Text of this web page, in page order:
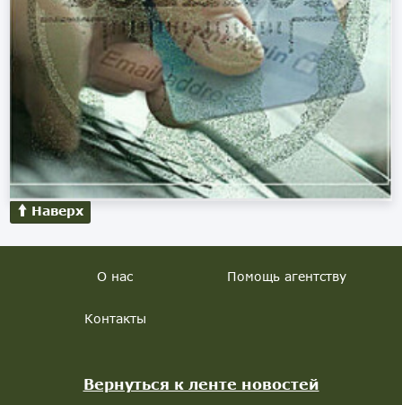
Наверх
О нас Помощь агентству
Контакты
Вернуться к ленте новостей